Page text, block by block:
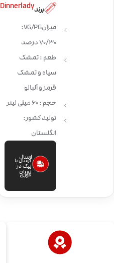
برندDinnerlady
میزان VG/PG:
70/30 درصد
طعم : تمشک
سیاه و تمشک
قرمز و آلبالو
حجم : 60 میلی لیتر
تولید کشور:
انگلستان
ارسال
فوری
ارسال با
پیک در
تهران